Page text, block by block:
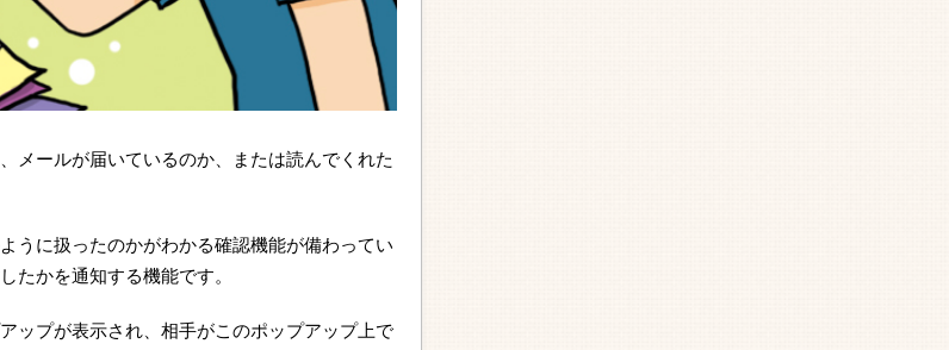
メールが届いているのか、または読んでくれた
うに扱ったのかがわかる確認機能が備わってい
たかを通知する機能です。
ップが表示され、相手がこのポップアップ上で